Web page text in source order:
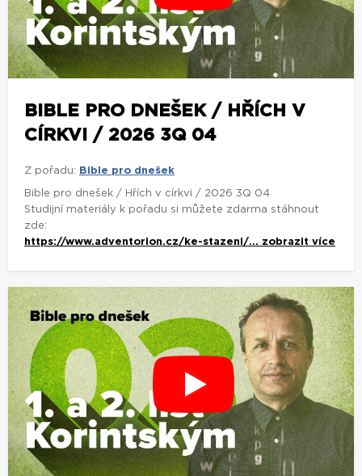
BIBLE PRO DNEŠEK / HŘÍCH V
CÍRKVI / 2026 3Q 04
Z pořadu: Bible pro dnešek
Bible pro dnešek / Hřích v církvi / 2026 3Q 04
Studijní materiály k pořadu si můžete zdarma stáhnout
zde:
https://www.adventorion.cz/ke-stazeni/... zobrazit více